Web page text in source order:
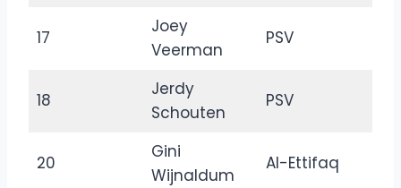
17
Joey
Veerman
PSV
18
Jerdy
Schouten
PSV
20
Gini
Wijnaldum
Al-Ettifaq